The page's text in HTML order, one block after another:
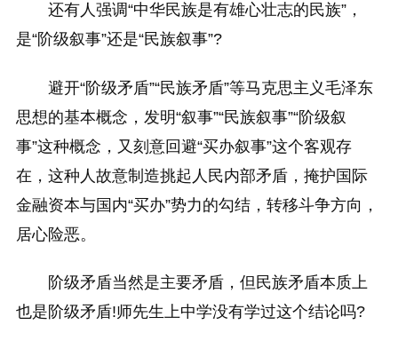
还有人强调“中华民族是有雄心壮志的民族”，
是“阶级叙事”还是“民族叙事”?
避开“阶级矛盾”“民族矛盾”等马克思主义毛泽东
思想的基本概念，发明“叙事”“民族叙事”“阶级叙
事”这种概念，又刻意回避“买办叙事”这个客观存
在，这种人故意制造挑起人民内部矛盾，掩护国际
金融资本与国内“买办”势力的勾结，转移斗争方向，
居心险恶。
阶级矛盾当然是主要矛盾，但民族矛盾本质上
也是阶级矛盾!师先生上中学没有学过这个结论吗?